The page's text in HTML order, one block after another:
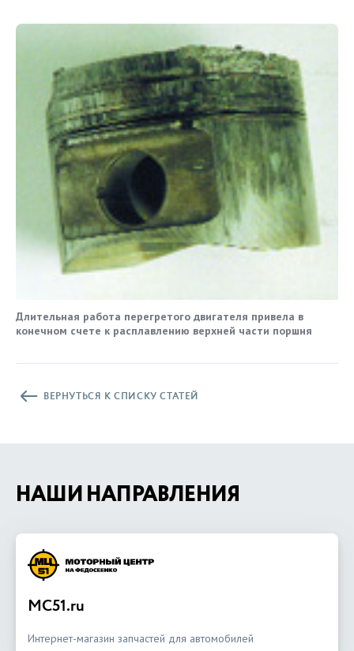
Длительная работа перегретого двигателя привела в
конечном счете к расплавлению верхней части поршня
ВЕРНУТЬСЯ К СПИСКУ СТАТЕЙ
НАШИ НАПРАВЛЕНИЯ
MC51.ru
Интернет-магазин запчастей для автомобилей